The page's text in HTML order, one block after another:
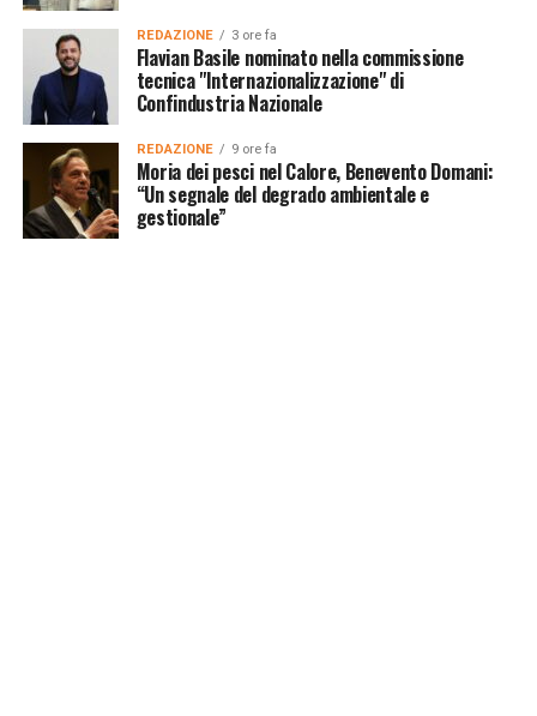
REDAZIONE 3 ore fa
Flavian Basile nominato nella commissione
tecnica "Internazionalizzazione" di
Confindustria Nazionale
REDAZIONE 9 ore fa
Moria dei pesci nel Calore, Benevento Domani:
“Un segnale del degrado ambientale e
gestionale”